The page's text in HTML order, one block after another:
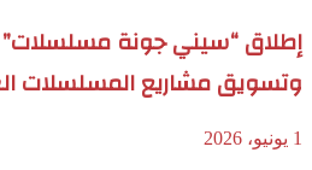
إطلاق “سيني جونة
وتسويق مشاريع المسلسلات
1 يونيو، 2026